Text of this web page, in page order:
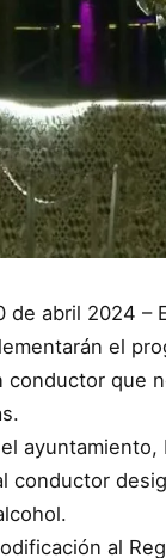
de abril 2024
el
que
conductor
al